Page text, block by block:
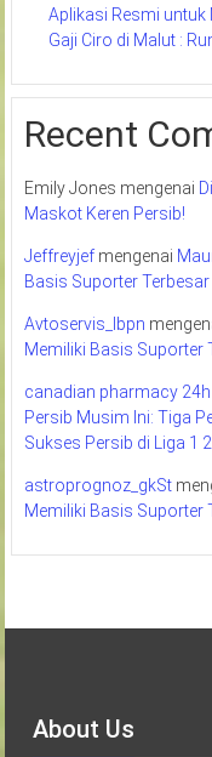
Aplikasi Resmi untuk
Gaji Ciro di Malut :
Recent
Emily Jones mengenai
Maskot Keren Persib!
Jeffreyjefmengenai
Basis Suporter
Avtoservis_lbpn
Memiliki Basis Suporter
canadian pharmacy
Persib Musim Ini: Tiga
Sukses Persib di Liga 1
astroprognoz_gkSt
Memiliki Basis Suporter
About Us